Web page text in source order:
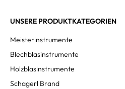
UNSERE PRODUKTKATEGORIEN
Meisterinstrumente
Blechblasinstrumente
Holzblasinstrumente
Schagerl Brand